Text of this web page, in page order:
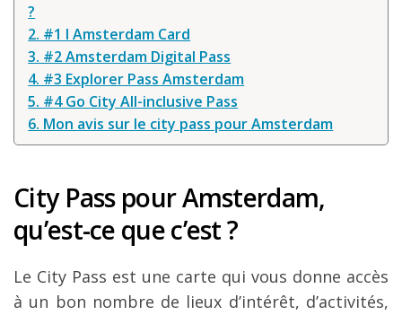
Le logement en voyage
Assurance voyage !
LA carte bancaire
voyage !
Mes guides voyage
L’auteur
?
2. #1 I Amsterdam Card
3. #2 Amsterdam Digital Pass
4. #3 Explorer Pass Amsterdam
5. #4 Go City All-inclusive Pass
6. Mon avis sur le city pass pour Amsterdam
City Pass pour Amsterdam,
qu’est-ce que c’est ?
Le City Pass est une carte qui vous donne accès
à un bon nombre de lieux d’intérêt, d’activités,